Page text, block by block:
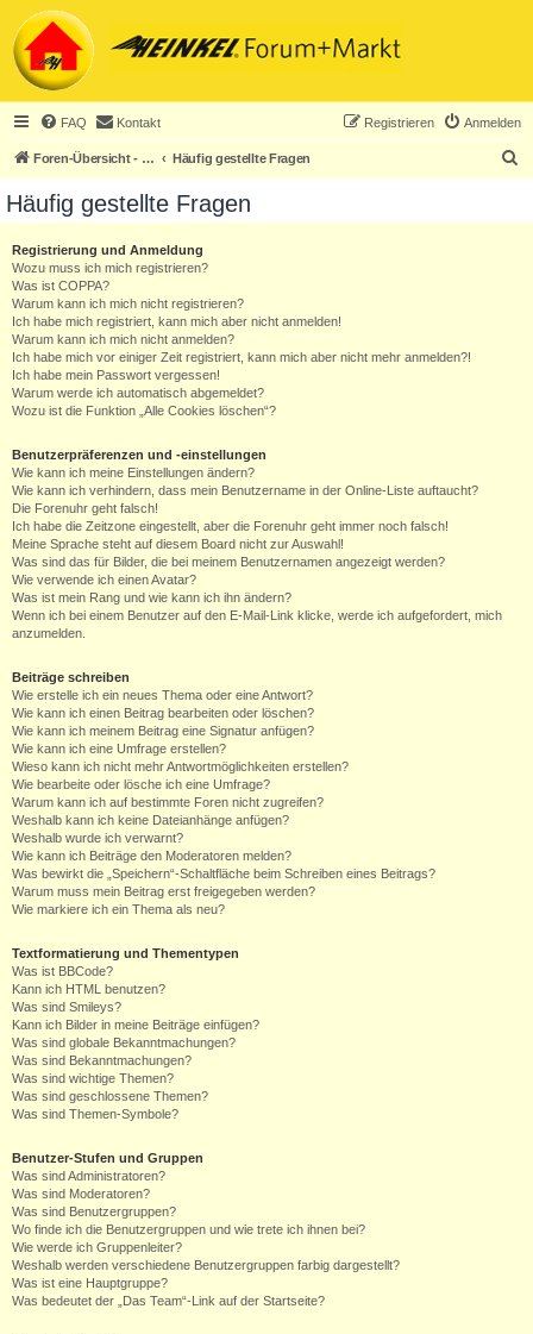
FAQ Kontakt Anmelden
Registrieren
Foren-Übersicht - ACHTUNG! Neuregistrierung nur noch für Heinkel-Club-Mitglieder! Häufig gestellte Fragen
Häufig gestellte Fragen
Registrierung und Anmeldung
Wozu muss ich mich registrieren?
Was ist COPPA?
Warum kann ich mich nicht registrieren?
Ich habe mich registriert, kann mich aber nicht anmelden!
Warum kann ich mich nicht anmelden?
Ich habe mich vor einiger Zeit registriert, kann mich aber nicht mehr anmelden?!
Ich habe mein Passwort vergessen!
Warum werde ich automatisch abgemeldet?
Wozu ist die Funktion „Alle Cookies löschen“?
Benutzerpräferenzen und -einstellungen
Wie kann ich meine Einstellungen ändern?
Wie kann ich verhindern, dass mein Benutzername in der Online-Liste auftaucht?
Die Forenuhr geht falsch!
Ich habe die Zeitzone eingestellt, aber die Forenuhr geht immer noch falsch!
Meine Sprache steht auf diesem Board nicht zur Auswahl!
Was sind das für Bilder, die bei meinem Benutzernamen angezeigt werden?
Wie verwende ich einen Avatar?
Was ist mein Rang und wie kann ich ihn ändern?
Wenn ich bei einem Benutzer auf den E-Mail-Link klicke, werde ich aufgefordert, mich
anzumelden.
Beiträge schreiben
Wie erstelle ich ein neues Thema oder eine Antwort?
Wie kann ich einen Beitrag bearbeiten oder löschen?
Wie kann ich meinem Beitrag eine Signatur anfügen?
Wie kann ich eine Umfrage erstellen?
Wieso kann ich nicht mehr Antwortmöglichkeiten erstellen?
Wie bearbeite oder lösche ich eine Umfrage?
Warum kann ich auf bestimmte Foren nicht zugreifen?
Weshalb kann ich keine Dateianhänge anfügen?
Weshalb wurde ich verwarnt?
Wie kann ich Beiträge den Moderatoren melden?
Was bewirkt die „Speichern“-Schaltfläche beim Schreiben eines Beitrags?
Warum muss mein Beitrag erst freigegeben werden?
Wie markiere ich ein Thema als neu?
Textformatierung und Thementypen
Was ist BBCode?
Kann ich HTML benutzen?
Was sind Smileys?
Kann ich Bilder in meine Beiträge einfügen?
Was sind globale Bekanntmachungen?
Was sind Bekanntmachungen?
Was sind wichtige Themen?
Was sind geschlossene Themen?
Was sind Themen-Symbole?
Benutzer-Stufen und Gruppen
Was sind Administratoren?
Was sind Moderatoren?
Was sind Benutzergruppen?
Wo finde ich die Benutzergruppen und wie trete ich ihnen bei?
Wie werde ich Gruppenleiter?
Weshalb werden verschiedene Benutzergruppen farbig dargestellt?
Was ist eine Hauptgruppe?
Was bedeutet der „Das Team“-Link auf der Startseite?